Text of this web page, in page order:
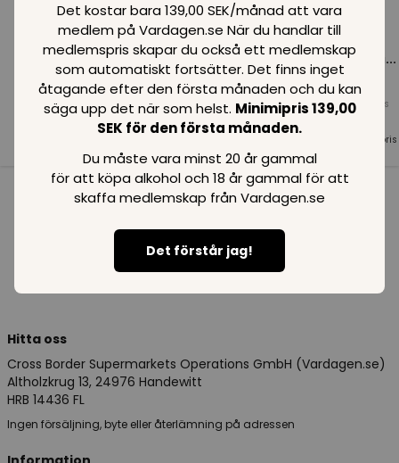
Det kostar bara 139,00 SEK/månad att vara
medlem på Vardagen.se När du handlar till
medlemspris skapar du också ett medlemskap
som automatiskt fortsätter. Det finns inget
åtagande efter den första månaden och du kan
säga upp det när som helst. Minimipris 139,00
SEK för den första månaden.
Du måste vara minst 20 år gammal
för att köpa alkohol och 18 år gammal för att
skaffa medlemskap från Vardagen.se
Det förstår jag!
Loading...
Normalpris
SEK
Loading...
Normalpris
99SEK
99SEK
Loading...
Normalpris
99SEK
Medlemspris
Se alla i kategorin
Hitta oss
Cross Border Supermarkets Operations GmbH (Vardagen.se)
Altholzkrug 13, 24976 Handewitt
HRB 14436 FL
Ingen försäljning, byte eller återlämning på adressen